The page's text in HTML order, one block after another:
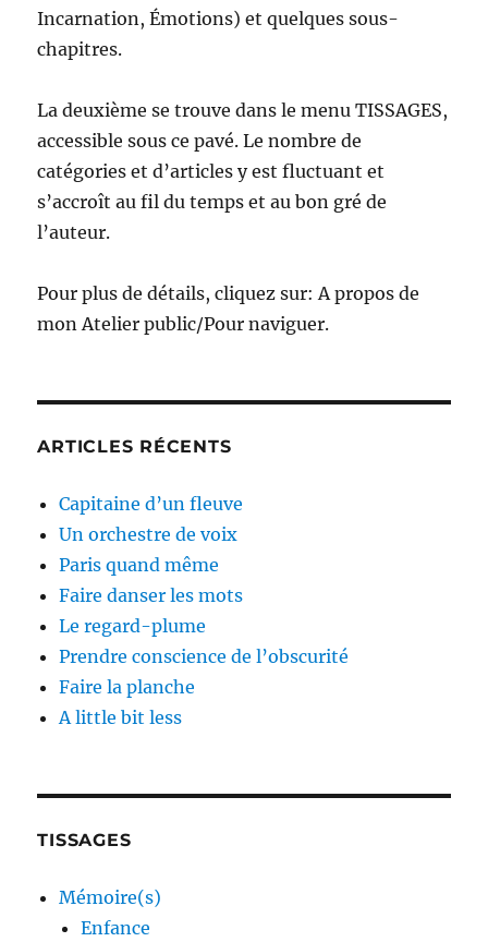
Incarnation, Émotions) et quelques sous-
chapitres.
La deuxième se trouve dans le menu TISSAGES,
accessible sous ce pavé. Le nombre de
catégories et d’articles y est fluctuant et
s’accroît au fil du temps et au bon gré de
l’auteur.
Pour plus de détails, cliquez sur: A propos de
mon Atelier public/Pour naviguer.
ARTICLES RÉCENTS
Capitaine d’un fleuve
Un orchestre de voix
Paris quand même
Faire danser les mots
Le regard-plume
Prendre conscience de l’obscurité
Faire la planche
A little bit less
TISSAGES
Mémoire(s)
Enfance